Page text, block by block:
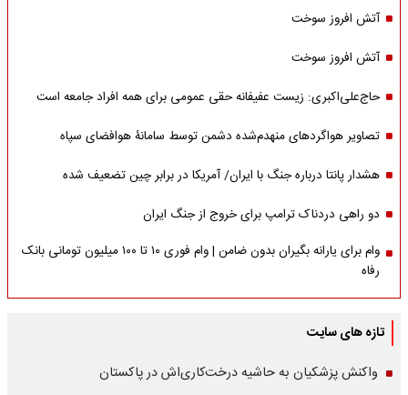
آتش افروز سوخت
آتش افروز سوخت
حاج‌علی‌اکبری: زیست عفیفانه حقی عمومی برای همه افراد جامعه است
تصاویر هواگردهای منهدم‌شده دشمن توسط سامانۀ هوافضای سپاه
هشدار پانتا درباره جنگ با ایران/ آمریکا در برابر چین تضعیف شده
دو راهی دردناک ترامپ برای خروج از جنگ ایران
وام برای یارانه بگیران بدون ضامن | وام فوری ۱۰ تا ۱۰۰ میلیون تومانی بانک
رفاه
تازه های سایت
واکنش پزشکیان به حاشیه درخت‌کاری‌اش در پاکستان